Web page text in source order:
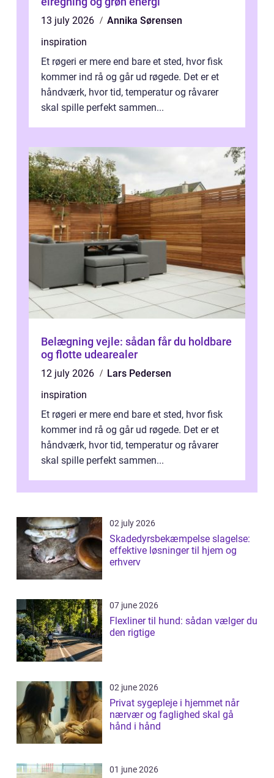
13 july 2026
Annika Sørensen
inspiration
Et røgeri er mere end bare et sted, hvor fisk
kommer ind rå og går ud røgede. Det er et
håndværk, hvor tid, temperatur og råvarer
skal spille perfekt sammen...
Belægning vejle: sådan får du holdbare
og flotte udearealer
12 july 2026
Lars Pedersen
inspiration
Et røgeri er mere end bare et sted, hvor fisk
kommer ind rå og går ud røgede. Det er et
håndværk, hvor tid, temperatur og råvarer
skal spille perfekt sammen...
02 july 2026
Skadedyrsbekæmpelse slagelse:
effektive løsninger til hjem og
erhverv
07 june 2026
Flexliner til hund: sådan vælger du
den rigtige
02 june 2026
Privat sygepleje i hjemmet når
nærvær og faglighed skal gå
hånd i hånd
01 june 2026